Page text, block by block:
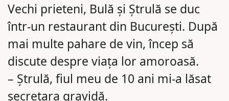
Vechi prieteni, Bulă și Ștrulă se duc
într-un restaurant din București. După
mai multe pahare de vin, încep să
discute despre viața lor amoroasă.
– Ștrulă, fiul meu de 10 ani mi-a lăsat
secretara gravidă.